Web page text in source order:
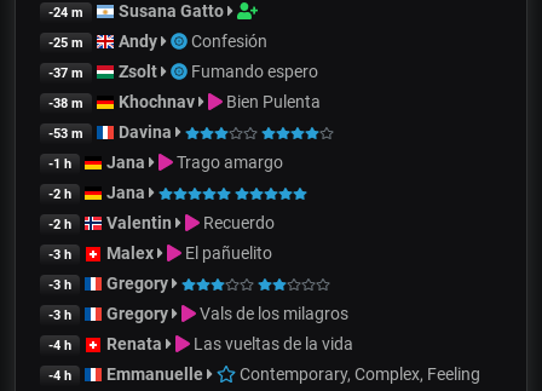
-24 m Susana Gatto
-25 m Andy Confesión
-37 m Zsolt Fumando espero
-38 m Khochnav Bien Pulenta
-53 m Davina
-1 h Jana Trago amargo
-2 h Jana
-2 h Valentin Recuerdo
-3 h Malex El pañuelito
-3 h Gregory
-3 h Gregory Vals de los milagros
-4 h Renata Las vueltas de la vida
-4 h Emmanuelle Contemporary, Complex, Feeling